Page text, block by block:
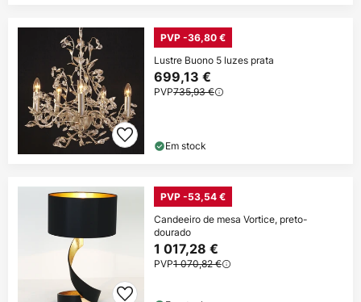
PVP -36,80 €
Lustre Buono 5 luzes prata
699,13 €
PVP735,93 €
Em stock
PVP -53,54 €
Candeeiro de mesa Vortice, preto-
dourado
1 017,28 €
PVP1 070,82 €